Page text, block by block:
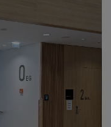
Open
Open